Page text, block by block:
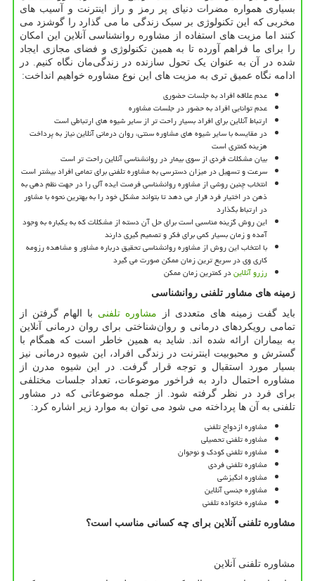
بسیاری همواره مضرات دنیای پر رمز و راز اینترنت و آسیب های
مخربی که این تکنولوژی بر سبک زندگی ما می گذارد را گوشزد می
کنند اما مزیت های استفاده از مشاوره روانشناسی آنلاین این امکان
را برای ما فراهم آورده تا به همین تکنولوژی و فضای مجازی ایجاد
شده در آن به عنوان یک تحول سازنده در زندگی‌مان نگاه کنیم. در
ادامه نگاه عمیق تری به مزیت های این نوع مشاوره خواهیم انداخت:
عدم علاقه افراد به جلسات حضوری
عدم توانایی افراد به حضور در جلسات مشاوره
ارتباط آنلاین برای افراد بسیار راحت تر از سایر شیوه های ارتباطی است
در مقایسه با سایر شیوه های مشاوره سنتی، روان درمانی آنلاین نیاز به پرداخت
هزینه کمتری است
بیان مشکلات فردی از سوی بیمار در روانشناسی آنلاین راحت تر است
سرعت و تسهیل در میزان دسترسی به مشاوره تلفنی برای تمامی افراد بیشتر است
انتخاب چنین روشی از مشاوره روانشناسی فرصت ایده آلی را در جهت نظم دهی به
ذهن در اختیار فرد قرار می دهد تا بتواند مشکل خود را به بهترین نحوه با مشاور
در ارتباط بگذارد
این روش گزینه مناسبی است برای حل آن دسته از مشکلات که به یکباره به وجود
آمده و زمان بسیار کمی برای فکر و تصمیم گیری دارند
با انتخاب این روش از مشاوره روانشناسی تحقیق درباره مشاور و مشاهده رزومه
کاری وی در سریع ترین زمان ممکن صورت می گیرد
رزرو آنلایندر کمترین زمان ممکن
زمینه های مشاور تلفنی روانشناسی
باید گفت زمینه های متعددی از مشاوره تلفنی با الهام گرفتن از
تمامی رویکردهای درمانی و روان‌شناختی برای روان درمانی آنلاین
به بیماران ارائه شده اند. شاید به همین خاطر است که همگام با
گسترش و محبوبیت اینترنت در زندگی افراد، این شیوه درمانی نیز
بسیار مورد استقبال و توجه قرار گرفت. در این شیوه مدرن از
مشاوره احتمال دارد به فراخور موضوعات، تعداد جلسات مختلفی
برای فرد در نظر گرفته شود. از جمله موضوعاتی که در مشاور
تلفنی به آن ها پرداخته می شود می توان به موارد زیر اشاره کرد:
مشاوره ازدواج تلفنی
مشاوره تلفنی تحصیلی
مشاوره تلفنی کودک و نوجوان
مشاوره تلفنی فردی
مشاوره انگیزشی
مشاوره جنسی آنلاین
مشاوره خانواده تلفنی
مشاوره تلفنی آنلاین برای چه کسانی مناسب است؟
مشاوره تلفنی آنلاین